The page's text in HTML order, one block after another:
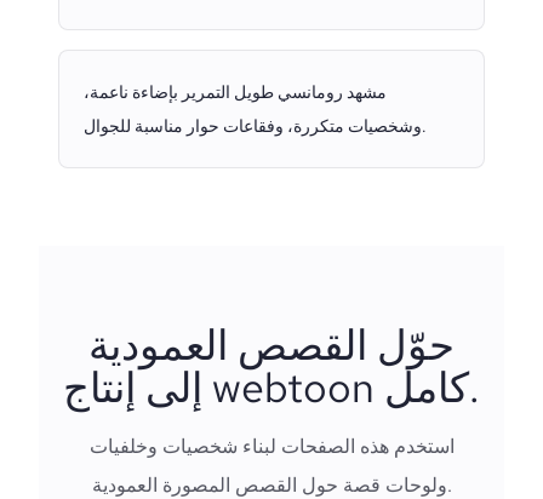
مشهد رومانسي طويل التمرير بإضاءة ناعمة،
وشخصيات متكررة، وفقاعات حوار مناسبة للجوال.
حوّل القصص العمودية
إلى إنتاج webtoon كامل.
استخدم هذه الصفحات لبناء شخصيات وخلفيات
ولوحات قصة حول القصص المصورة العمودية.